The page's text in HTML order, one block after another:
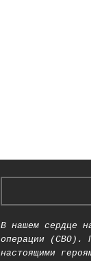
В нашем сердце
операции (СВО).
настоящими